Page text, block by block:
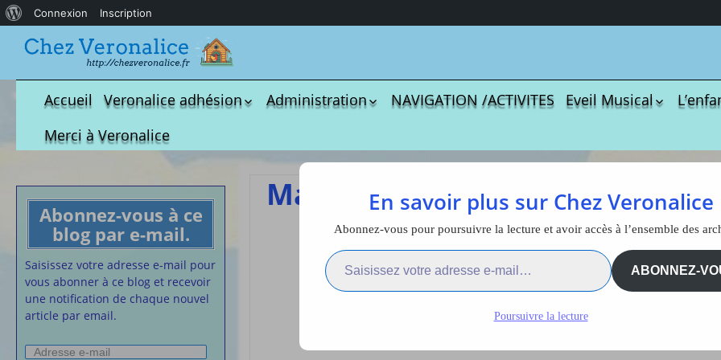
Accueil
Veronalice adhésion
Qui est-elle ?
Adhésion demandes
Administration
S.M.I.C et Cotisations
Affiches pour book
Convention
Lettres Types
Projet d’accueil
calendrier des
Vaccination
NAVIGATION /ACTIVITES
Eveil Musical
Comptines à gestes
Tablatures Musiques
Tablatures Ukulélé
La
Le
La
Les
Merci à Veronalice
Abonnez-vous à ce
blog par e-mail.
Saisissez votre adresse e-mail pour
vous abonner à ce blog et recevoir
une notification de chaque nouvel
article par email.
Adresse
Maladies chez l’enfant
Les différentes maladies chez
l’enfant
En savoir plus sur Chez Veronalice
Abonnez-vous pour poursuivre la lecture et avoir accès à l’ensemble des
Saisissez votre adresse e-mail…
ABONNEZ-
Poursuivre la lecture
propos
Connexion Inscription